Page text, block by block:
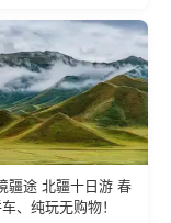
落——禾木村，欣赏
...
疆途 北疆十日游 春
、纯玩无购物！